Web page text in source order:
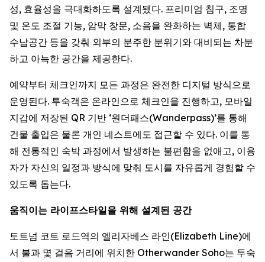
성, 효율성을 극대화하도록 설계됐다. 프리미엄 침구, 조명
및 온도 조절 기능, 암막 창문, 소음을 완화하는 벽체, 통합
수납공간 등을 갖춰 외부의 분주한 분위기와 대비되는 차분
하고 아늑한 공간을 제공한다.
예약부터 체크인까지 모든 과정은 완전한 디지털 방식으로
운영된다. 투숙객은 온라인으로 체크인을 진행하고, 모바일
지갑에 저장된 QR 기반 ‘원더패스(Wanderpass)’를 통해
건물 출입은 물론 개인 네스트에도 접근할 수 있다. 이를 통
해 전통적인 숙박 과정에서 발생하는 불편함을 없애고, 이용
자가 자신의 일정과 방식에 맞춰 도시를 자유롭게 경험할 수
있도록 돕는다.
움직이는 라이프스타일을 위해 설계된 공간
토트넘 코트 로드역의 엘리자베스 라인(Elizabeth Line)에
서 불과 몇 걸음 거리에 위치한 Otherwander Soho는 투숙